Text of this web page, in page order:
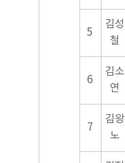
5
김성
철
6
김소
연
7
김왕
노